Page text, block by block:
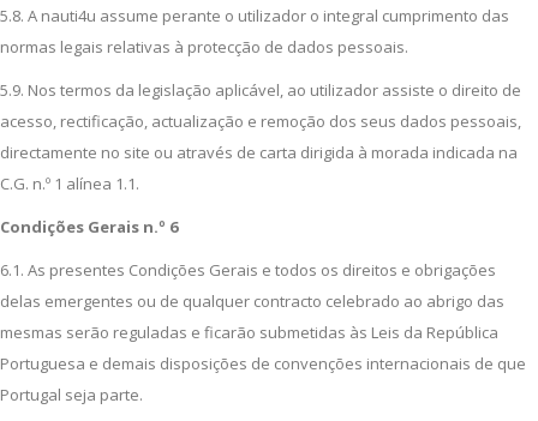
5.8. A nauti4u assume perante o utilizador o integral cumprimento das
normas legais relativas à protecção de dados pessoais.
5.9. Nos termos da legislação aplicável, ao utilizador assiste o direito de
acesso, rectificação, actualização e remoção dos seus dados pessoais,
directamente no site ou através de carta dirigida à morada indicada na
C.G. n.º 1 alínea 1.1.
Condições Gerais n.º 6
6.1. As presentes Condições Gerais e todos os direitos e obrigações
delas emergentes ou de qualquer contracto celebrado ao abrigo das
mesmas serão reguladas e ficarão submetidas às Leis da República
Portuguesa e demais disposições de convenções internacionais de que
Portugal seja parte.